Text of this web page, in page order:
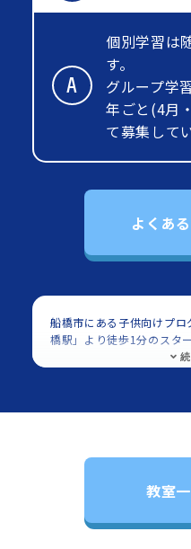
個別学習は
す。
グループ学
年ごと(4月
て募集して
よくあ
船橋市にある子供向けプ
橋駅」より徒歩1分のスタ
ーヨーカドー船橋教室の
橋店 東館5Fに教室があり
ー船橋教室では多くの子
す。子供向けのプログラ
教室